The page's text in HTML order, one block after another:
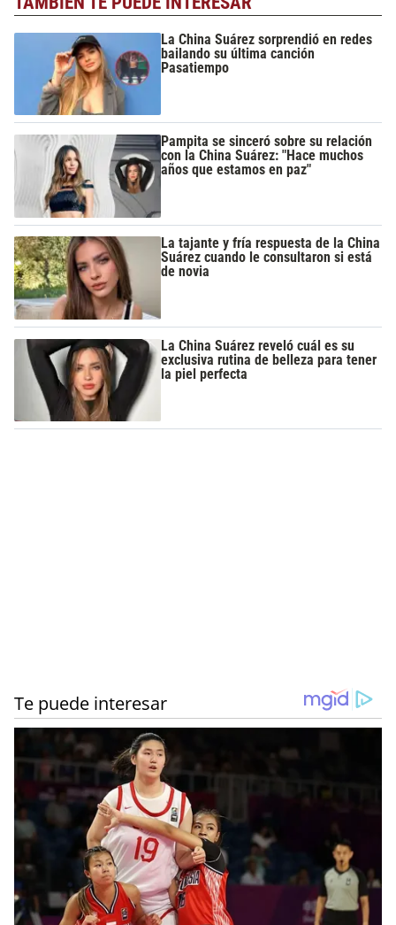
La China Suárez sorprendió en redes
bailando su última canción
Pasatiempo
Pampita se sinceró sobre su relación
con la China Suárez: "Hace muchos
años que estamos en paz"
La tajante y fría respuesta de la China
Suárez cuando le consultaron si está
de novia
La China Suárez reveló cuál es su
exclusiva rutina de belleza para tener
la piel perfecta